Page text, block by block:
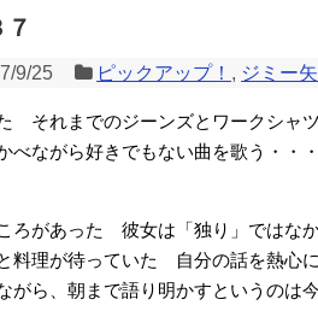
9/25 ピックアップ！ , ジミー
それまでのジーンズとワークシャ
べながら好きでもない曲を歌う・・
ろがあった 彼女は「独り」ではな
料理が待っていた 自分の話を熱心
がら、朝まで語り明かすというのは